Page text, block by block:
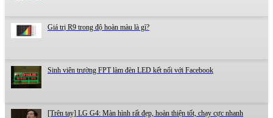
Giá trị R9 trong độ hoàn màu là gì?
Sinh viên trường FPT làm đèn LED kết nối với Facebook
[Trên tay] LG G4: Màn hình rất đẹp, hoàn thiện tốt, chạy cực nhanh